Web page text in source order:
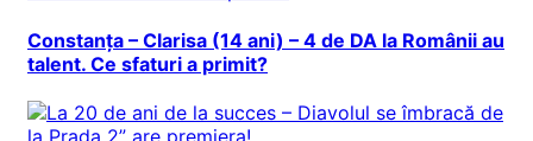
Constanța – Clarisa (14 ani) – 4 de DA la Românii au
talent. Ce sfaturi a primit?